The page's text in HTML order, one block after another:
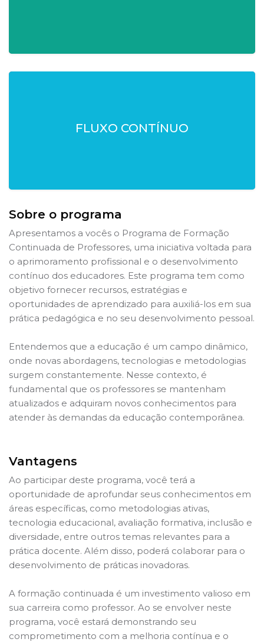
FLUXO CONTÍNUO
Ir para o conteúdo principal
Pular [Cocoon] About (Text 2 Columns)
Sobre o programa
Apresentamos a vocês o Programa de Formação
Continuada de Professores, uma iniciativa voltada para
o aprimoramento profissional e o desenvolvimento
contínuo dos educadores. Este programa tem como
objetivo fornecer recursos, estratégias e
oportunidades de aprendizado para auxiliá-los em sua
prática pedagógica e no seu desenvolvimento pessoal.
Entendemos que a educação é um campo dinâmico,
onde novas abordagens, tecnologias e metodologias
surgem constantemente. Nesse contexto, é
fundamental que os professores se mantenham
atualizados e adquiram novos conhecimentos para
atender às demandas da educação contemporânea.
Vantagens
Ao participar deste programa, você terá a
oportunidade de aprofundar seus conhecimentos em
áreas específicas, como metodologias ativas,
tecnologia educacional, avaliação formativa, inclusão e
diversidade, entre outros temas relevantes para a
prática docente. Além disso, poderá colaborar para o
desenvolvimento de práticas inovadoras.
A formação continuada é um investimento valioso em
sua carreira como professor. Ao se envolver neste
programa, você estará demonstrando seu
comprometimento com a melhoria contínua e o